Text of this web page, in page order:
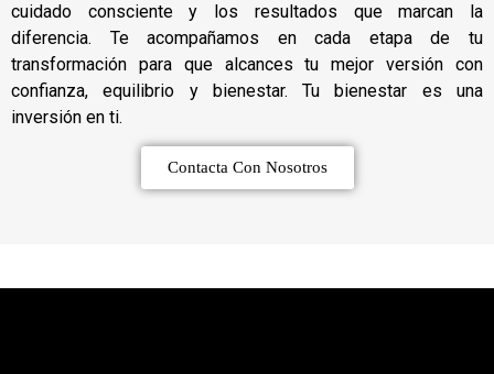
cuidado consciente y los resultados que marcan la
diferencia. Te acompañamos en cada etapa de tu
transformación para que alcances tu mejor versión con
confianza, equilibrio y bienestar. Tu bienestar es una
inversión en ti.
Contacta Con Nosotros